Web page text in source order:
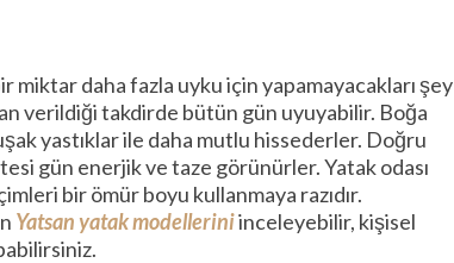
miktar daha fazla uyku için yapamayacakları şey
verildiği takdirde bütün gün uyuyabilir. Boğa
yastıklar ile daha mutlu hissederler. Doğru
gün enerjik ve taze görünürler. Yatak odası
bir ömür boyu kullanmaya razıdır.
Yatsan yatak modelleriniinceleyebilir, kişisel